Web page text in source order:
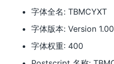
字体全名: TBMCYXT
字体版本: Version
字体权重: 400